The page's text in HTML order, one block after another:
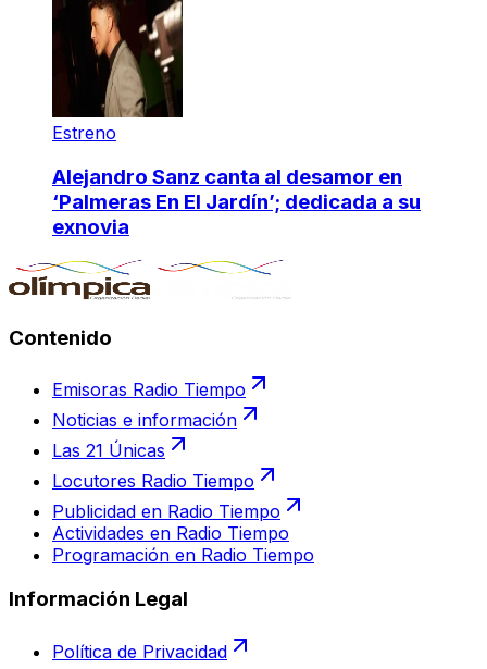
Estreno
Alejandro Sanz canta al desamor en
‘Palmeras En El Jardín’; dedicada a su
exnovia
Contenido
Emisoras Radio Tiempo
Noticias e información
Las 21 Únicas
Locutores Radio Tiempo
Publicidad en Radio Tiempo
Actividades en Radio Tiempo
Programación en Radio Tiempo
Información Legal
Política de Privacidad